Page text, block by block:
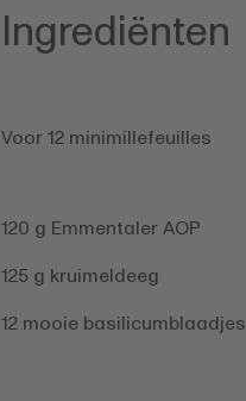
Ingrediënten
Voor 12 minimillefeuilles
120 g Emmentaler AOP
125 g kruimeldeeg
12 mooie basilicumblaadjes